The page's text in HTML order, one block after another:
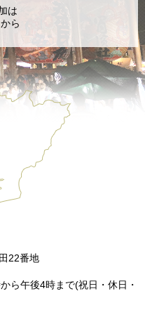
22番地
ら午後4時まで(祝日・休日・
は
ら